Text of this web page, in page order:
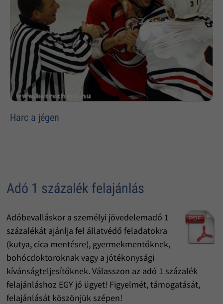
Harc a jégen
Adó 1 százalék felajánlás
Adóbevalláskor a személyi jövedelemadó 1
százalékát ajánlja fel állatvédő feladatokra
(kutya, cica mentésre), gyermekmentőknek,
bohócdoktoroknak vagy a jótékonysági
kívánságteljesítőknek. Válasszon az adó 1 százalék
felajánláshoz EGY jó ügyet! Figyelmét, támogatását,
felajánlását köszönjük szépen!